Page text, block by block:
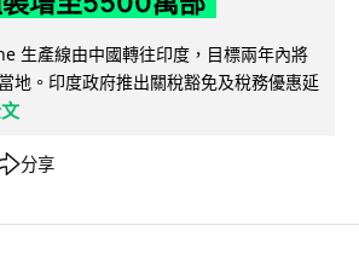
生產線由中國轉往印度，目標兩年內將
地。印度政府推出關稅豁免及稅務優惠延
分享